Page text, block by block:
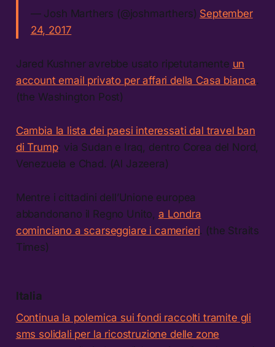
— Josh Marthers (@joshmarthers) September
24, 2017
Jared Kushner avrebbe usato ripetutamente un
account email privato per affari della Casa bianca.
(the Washington Post)
Cambia la lista dei paesi interessati dal travel ban
di Trump: via Sudan e Iraq, dentro Corea del Nord,
Venezuela e Chad. (Al Jazeera)
Mentre i cittadini dell’Unione europea
abbandonano il Regno Unito, a Londra
cominciano a scarseggiare i camerieri. (the Straits
Times)
Italia
Continua la polemica sui fondi raccolti tramite gli
sms solidali per la ricostruzione delle zone